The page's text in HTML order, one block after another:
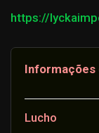
https://
Lucho